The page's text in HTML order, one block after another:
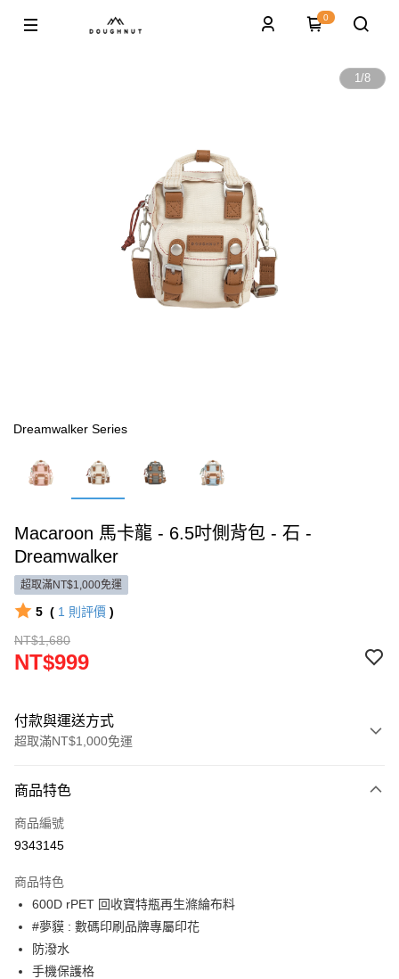
0
1/8
Dreamwalker Series
Macaroon 馬卡龍 - 6.5吋側背包 - 石 -
Dreamwalker
超取滿NT$1,000免運
5 ( 1 則評價 )
NT$1,680
NT$999
付款與運送方式
超取滿NT$1,000免運
信用卡一次付款
超商取貨付款
Apple Pay
街口支付
悠遊付
商品特色
商品編號
9343145
商品特色
600D rPET 回收寶特瓶再生滌綸布料
#夢貘 : 數碼印刷品牌專屬印花
防潑水
手機保護格